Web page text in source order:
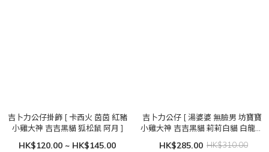
吉卜力公仔掛飾 [ 卡西火 茵茵 紅豬
小雞大神 吉吉黑貓 狐松鼠 阿月 ]
HK$120.00 ~ HK$145.00
吉卜力公仔 [ 湯婆婆 無臉男 坊寶寶
小雞大神 吉吉黑貓 莉莉白貓 白龍貓
HK$285.00 HK$310.00